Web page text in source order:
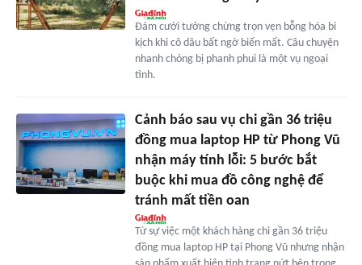
Đám cưới tưởng chừng trọn vẹn bỗng hóa bi
kịch khi cô dâu bất ngờ biến mất. Câu chuyện
nhanh chóng bị phanh phui là một vụ ngoại
tình.
Cảnh báo sau vụ chi gần 36 triệu
đồng mua laptop HP từ Phong Vũ
nhận máy tính lỗi: 5 bước bắt
buộc khi mua đồ công nghệ để
tránh mất tiền oan
Từ sự việc một khách hàng chi gần 36 triệu
đồng mua laptop HP tại Phong Vũ nhưng nhận